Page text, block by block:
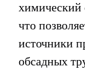
химический
что
источники
обсадных